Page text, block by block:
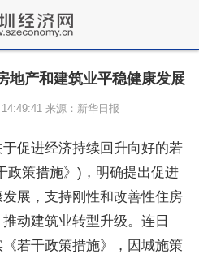
地产和建筑业平稳健康发展
来源：新华日报
促进经济持续回升向好的若
政策措施》)，明确提出促进
展，支持刚性和改善性住房
动建筑业转型升级。连日
若干政策措施》，因城施策